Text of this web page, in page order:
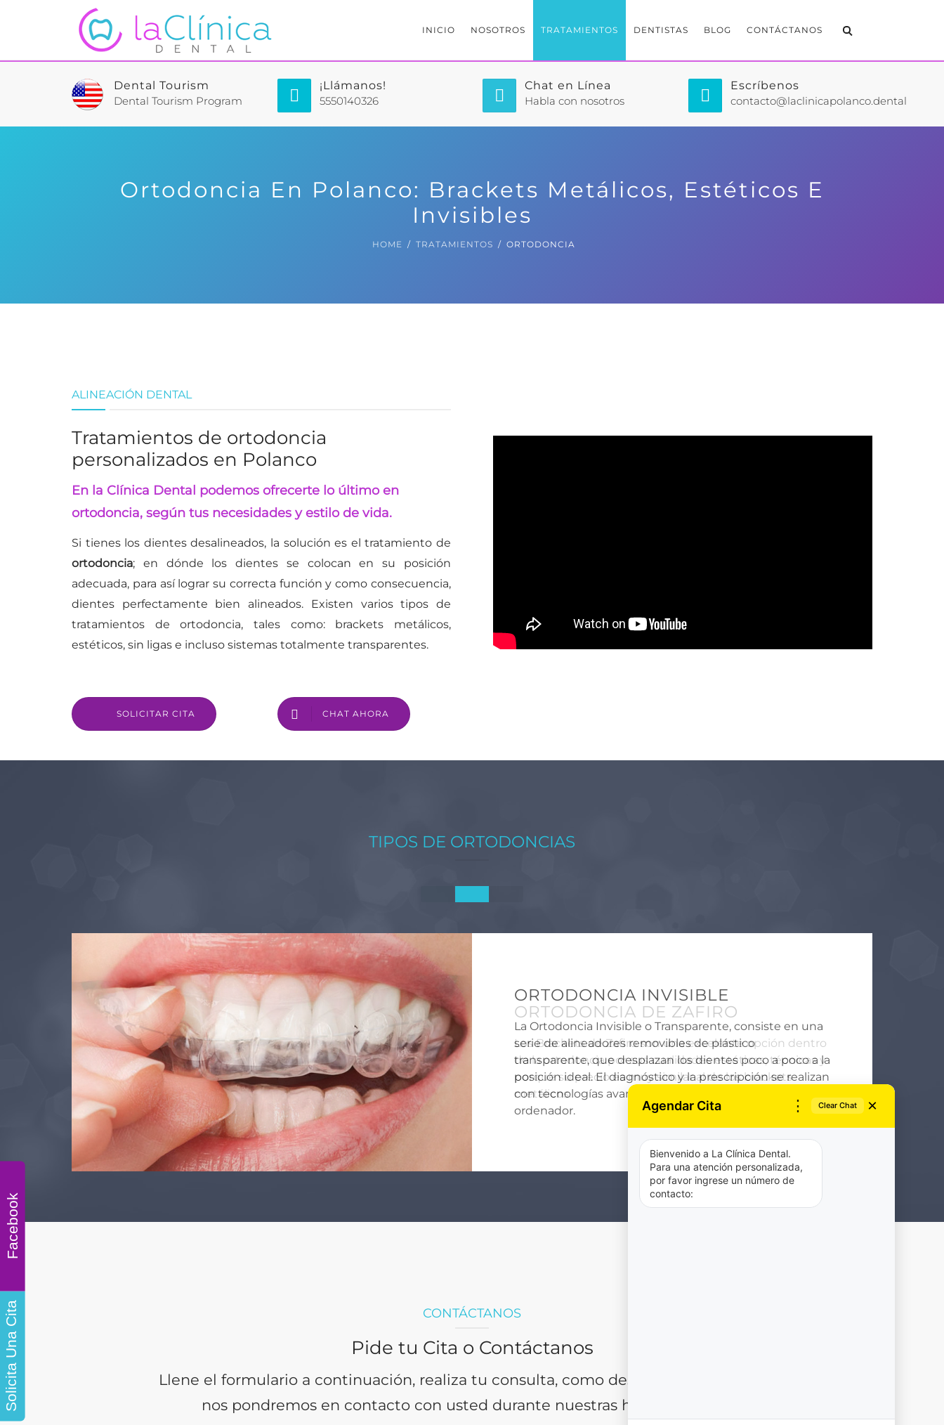
Solicita Una Cita
Facebook
INICIO NOSOTROS TRATAMIENTOS DENTISTAS BLOG CONTÁCTANOS
Dental Tourism
Dental Tourism Program
¡Llámanos!
5550140326
Chat en Línea
Habla con nosotros
Escríbenos
contacto@laclinicapolanco.dental
Ortodoncia En Polanco: Brackets Metálicos, Estéticos E
Invisibles
HOME TRATAMIENTOS ORTODONCIA
ALINEACIÓN DENTAL
Tratamientos de ortodoncia
personalizados en Polanco
En la Clínica Dental podemos ofrecerte lo último en
ortodoncia, según tus necesidades y estilo de vida.
Si tienes los dientes desalineados, la solución es el tratamiento de
ortodoncia; en dónde los dientes se colocan en su posición
adecuada, para así lograr su correcta función y como consecuencia,
dientes perfectamente bien alineados. Existen varios tipos de
tratamientos de ortodoncia, tales como: brackets metálicos,
estéticos, sin ligas e incluso sistemas totalmente transparentes.
SOLICITAR CITA CHAT AHORA
TIPOS DE ORTODONCIAS
ORTODONCIA DE ZAFIRO
Los Brackets de Zafiro son una excelente opción dentro
de la ortodoncia por sus cualidades estéticas, técnicas y
porque su precio es muy similar al de los brackets
metálicos.
CONTÁCTANOS
Pide tu Cita o Contáctanos
Llene el formulario a continuación, realiza tu consulta, como deseas ser contactado y
nos pondremos en contacto con usted durante nuestras horas de trabajo.
Agendar Cita ⋮ Clear Chat ×
Bienvenido a La Clínica Dental.
Para una atención personalizada,
por favor ingrese un número de
contacto: